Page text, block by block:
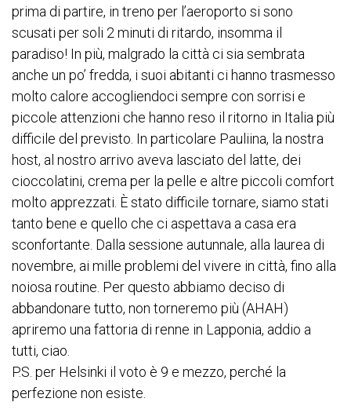
prima di partire, in treno per l’aeroporto si sono
scusati per soli 2 minuti di ritardo, insomma il
paradiso! In più, malgrado la città ci sia sembrata
anche un po’ fredda, i suoi abitanti ci hanno trasmesso
molto calore accogliendoci sempre con sorrisi e
piccole attenzioni che hanno reso il ritorno in Italia più
difficile del previsto. In particolare Pauliina, la nostra
host, al nostro arrivo aveva lasciato del latte, dei
cioccolatini, crema per la pelle e altre piccoli comfort
molto apprezzati. È stato difficile tornare, siamo stati
tanto bene e quello che ci aspettava a casa era
sconfortante. Dalla sessione autunnale, alla laurea di
novembre, ai mille problemi del vivere in città, fino alla
noiosa routine. Per questo abbiamo deciso di
abbandonare tutto, non torneremo più (AHAH)
apriremo una fattoria di renne in Lapponia, addio a
tutti, ciao.
P.S. per Helsinki il voto è 9 e mezzo, perché la
perfezione non esiste.